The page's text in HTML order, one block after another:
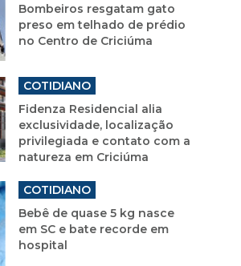
Bombeiros resgatam gato
preso em telhado de prédio
no Centro de Criciúma
COTIDIANO
Fidenza Residencial alia
exclusividade, localização
privilegiada e contato com a
natureza em Criciúma
COTIDIANO
Bebê de quase 5 kg nasce
em SC e bate recorde em
hospital